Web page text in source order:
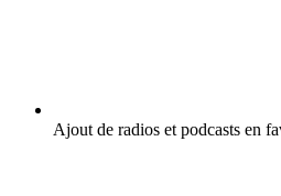
Ajout de radios et podcasts en